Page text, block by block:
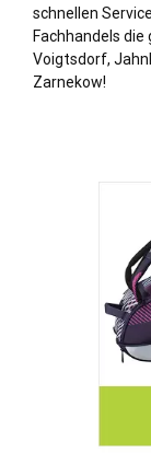
schnellen
Fachhandels
Voigtsdorf,
Zarnekow!